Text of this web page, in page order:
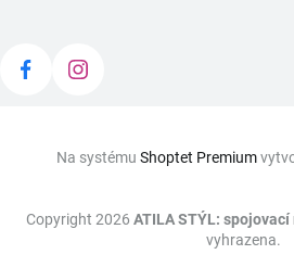
Na systému Shoptet Premium
Copyright 2026 ATILA STÝL: spojovací
vyhrazena.